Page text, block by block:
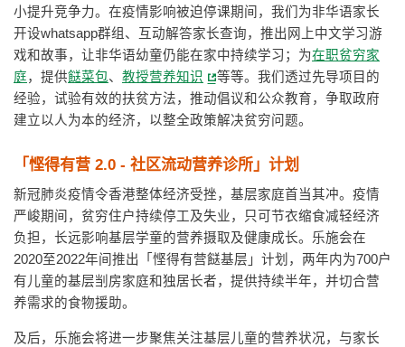
小提升竞争力。在疫情影响被迫停课期间，我们为非华语家长
开设whatsapp群组、互动解答家长查询，推出网上中文学习游
戏和故事，让非华语幼童仍能在家中持续学习；为在职贫穷家
庭，提供餸菜包、 教授营养知识
等等。我们透过先导项目的
经验，试验有效的扶贫方法，推动倡议和公众教育，争取政府
建立以人为本的经济，以整全政策解决贫穷问题。
「悭得有营 2.0 - 社区流动营养诊所」计划
新冠肺炎疫情令香港整体经济受挫，基层家庭首当其冲。疫情
严峻期间，贫穷住户持续停工及失业，只可节衣缩食减轻经济
负担，长远影响基层学童的营养摄取及健康成长。乐施会在
2020至2022年间推出「悭得有营餸基层」计划，两年内为700户
有儿童的基层㓥房家庭和独居长者，提供持续半年，并切合营
养需求的食物援助。
及后，乐施会将进一步聚焦关注基层儿童的营养状况，与家长